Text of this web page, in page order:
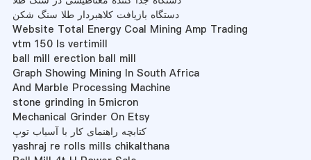
دستگاه بازیافت کلاهبردار طلا سنگ شکن
Website Total Energy Coal Mining Amp Trading
vtm 150 ls vertimill
ball mill erection ball mill
Graph Showing Mining In South Africa
And Marble Processing Machine
stone grinding in 5micron
Mechanical Grinder On Etsy
کتابچه راهنمای کار با آسیاب توپ
yashraj re rolls mills chikalthana